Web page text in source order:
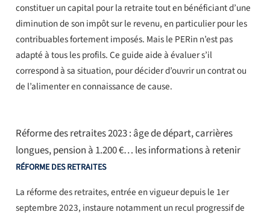
constituer un capital pour la retraite tout en bénéficiant d’une
diminution de son impôt sur le revenu, en particulier pour les
contribuables fortement imposés. Mais le PERin n’est pas
adapté à tous les profils. Ce guide aide à évaluer s’il
correspond à sa situation, pour décider d’ouvrir un contrat ou
de l’alimenter en connaissance de cause.
Réforme des retraites 2023 : âge de départ, carrières
longues, pension à 1.200 €… les informations à retenir
RÉFORME DES RETRAITES
La réforme des retraites, entrée en vigueur depuis le 1er
septembre 2023, instaure notamment un recul progressif de